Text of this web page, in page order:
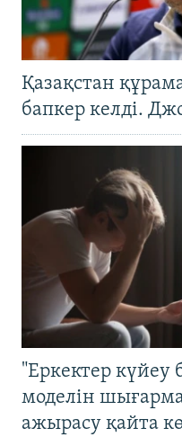
Қазақстан
бапкер келді.
"Еркектер күйеу
моделін
ажырасу қайта